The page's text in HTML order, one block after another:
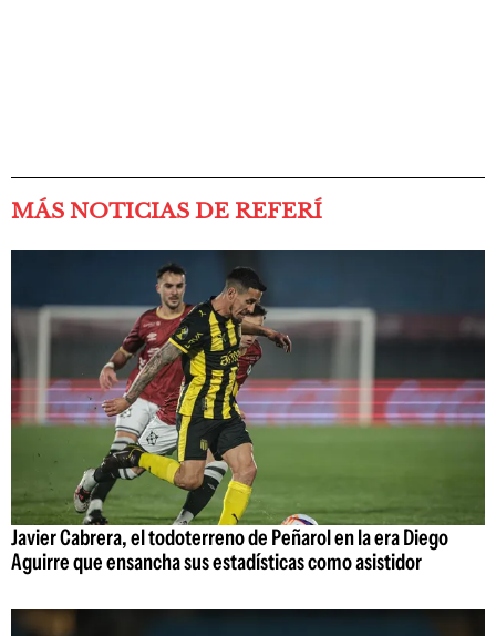
MÁS NOTICIAS DE REFERÍ
Javier Cabrera, el todoterreno de Peñarol en la era Diego
Aguirre que ensancha sus estadísticas como asistidor